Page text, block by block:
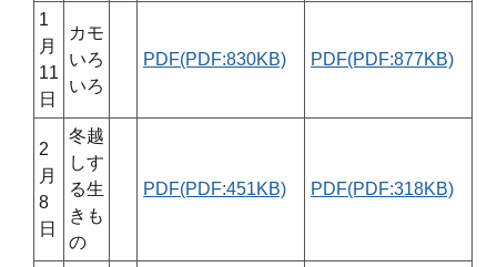
1
月
11
日
カモ
いろ
いろ
PDF(PDF:830KB) PDF(PDF:877KB)
2
月
8
日
冬越
しす
る生
きも
の
PDF(PDF:451KB) PDF(PDF:318KB)